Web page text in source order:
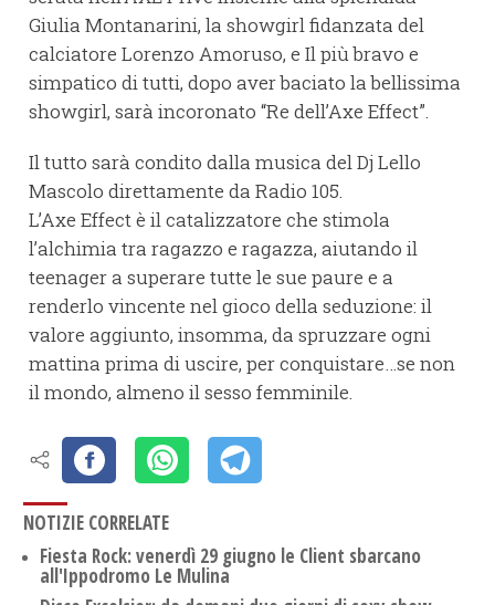
Giulia Montanarini, la showgirl fidanzata del
calciatore Lorenzo Amoruso, e Il più bravo e
simpatico di tutti, dopo aver baciato la bellissima
showgirl, sarà incoronato “Re dell’Axe Effect”.
Il tutto sarà condito dalla musica del Dj Lello
Mascolo direttamente da Radio 105.
L’Axe Effect è il catalizzatore che stimola
l’alchimia tra ragazzo e ragazza, aiutando il
teenager a superare tutte le sue paure e a
renderlo vincente nel gioco della seduzione: il
valore aggiunto, insomma, da spruzzare ogni
mattina prima di uscire, per conquistare…se non
il mondo, almeno il sesso femminile.
NOTIZIE CORRELATE
Fiesta Rock: venerdì 29 giugno le Client sbarcano
all'Ippodromo Le Mulina